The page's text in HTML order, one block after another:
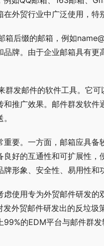
外贸行业中广泛使用，特
后缀的邮箱，例如
牌。由于企业邮箱具有
发邮件的软件工具。它
推广效果。邮件群发软
要。一方面，邮箱应具
好的互通性和可扩展性
形象、安全性、易用性和
使用专为外贸邮件研发
外贸邮件研发出的反垃
的EDM平台与邮件群发